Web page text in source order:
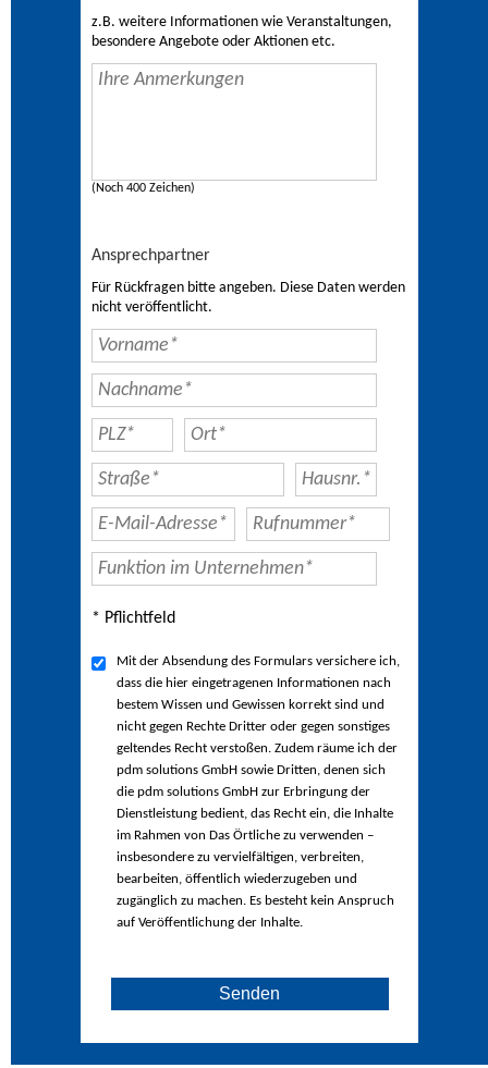
z.B. weitere Informationen wie Veranstaltungen,
besondere Angebote oder Aktionen etc.
(Noch 400 Zeichen)
Ansprechpartner
Für Rückfragen bitte angeben. Diese Daten werden
nicht veröffentlicht.
* Pflichtfeld
Mit der Absendung des Formulars versichere ich,
dass die hier eingetragenen Informationen nach
bestem Wissen und Gewissen korrekt sind und
nicht gegen Rechte Dritter oder gegen sonstiges
geltendes Recht verstoßen. Zudem räume ich der
pdm solutions GmbH sowie Dritten, denen sich
die pdm solutions GmbH zur Erbringung der
Dienstleistung bedient, das Recht ein, die Inhalte
im Rahmen von Das Örtliche zu verwenden –
insbesondere zu vervielfältigen, verbreiten,
bearbeiten, öffentlich wiederzugeben und
zugänglich zu machen. Es besteht kein Anspruch
auf Veröffentlichung der Inhalte.
Senden